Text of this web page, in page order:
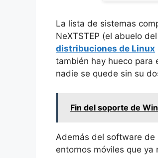
La lista de sistemas
NeXTSTEP (el abuelo
distribuciones de Linux
también hay hueco para
nadie se quede sin su
Fin del soporte de
Además del software
entornos móviles que ya